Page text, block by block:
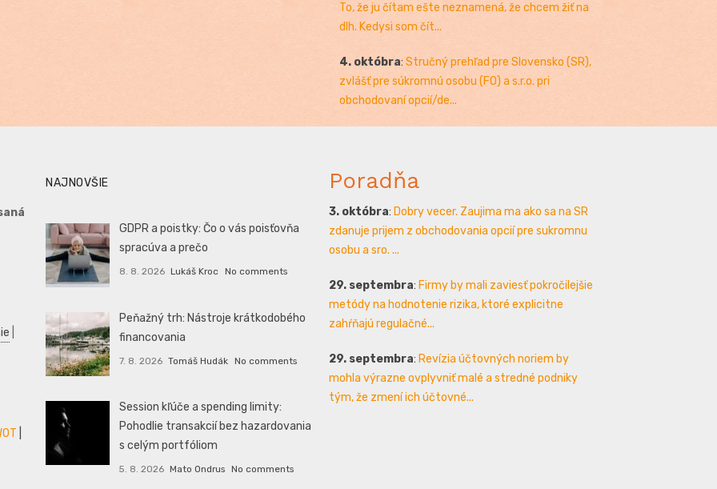
To, že ju čítam ešte neznamená, že chcem žiť na
dlh. Kedysi som čít...
4. októbra: Stručný prehľad pre Slovensko (SR),
zvlášť pre súkromnú osobu (FO) a s.r.o. pri
obchodovaní opcií/de...
NAJNOVŠIE
GDPR a poistky: Čo o vás poisťovňa
spracúva a prečo
8. 8. 2026 Lukáš Kroc No comments
Peňažný trh: Nástroje krátkodobého
financovania
7. 8. 2026 Tomáš Hudák No comments
Session kľúče a spending limity:
Pohodlie transakcií bez hazardovania
s celým portfóliom
5. 8. 2026 Mato Ondrus No comments
Poradňa
3. októbra: Dobry vecer. Zaujima ma ako sa na SR
zdanuje prijem z obchodovania opcií pre sukromnu
osobu a sro. ...
29. septembra: Firmy by mali zaviesť pokročilejšie
metódy na hodnotenie rizika, ktoré explicitne
zahŕňajú regulačné...
29. septembra: Revízia účtovných noriem by
mohla výrazne ovplyvniť malé a stredné podniky
tým, že zmení ich účtovné...